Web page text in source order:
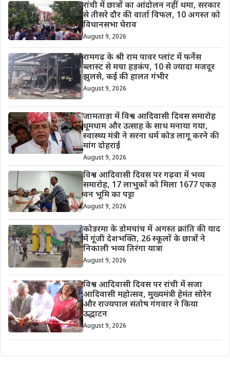
रांची में छात्रों का आंदोलन नहीं थमा, सरकार
से तीसरे दौर की वार्ता विफल, 10 अगस्त को
विधानसभा घेराव
August 9, 2026
रामगढ़ के श्री राम पावर प्लांट में फर्नेस
ब्लास्ट से मचा हड़कंप, 10 से ज्यादा मजदूर
झुलसे, कई की हालत गंभीर
August 9, 2026
जामताड़ा में विश्व आदिवासी दिवस समारोह
धूमधाम और उत्साह के साथ मनाया गया,
स्वास्थ्य मंत्री ने सरना धर्म कोड लागू करने की
मांग दोहराई
August 9, 2026
विश्व आदिवासी दिवस पर गढ़वा में भव्य
समारोह, 17 लाभुकों को मिला 1677 एकड़
वन भूमि का पट्टा
August 9, 2026
कोडरमा के डोमचांच में अगस्त क्रांति की याद
में गूंजी देशभक्ति, 26 स्कूलों के छात्रों ने
निकाली भव्य तिरंगा यात्रा
August 9, 2026
विश्व आदिवासी दिवस पर रांची में सजा
आदिवासी महोत्सव, मुख्यमंत्री हेमंत सोरेन
और राज्यपाल संतोष गंगवार ने किया
उद्धाटन
August 9, 2026